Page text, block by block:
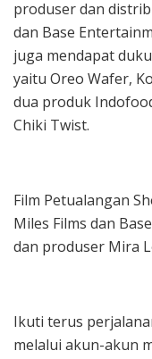
produser dan
dan Base
juga mendapat
yaitu Oreo Wafer,
dua produk
Chiki Twist.
Film Petualangan
Miles Films dan
dan produser Mira
Ikuti terus
melalui akun-akun